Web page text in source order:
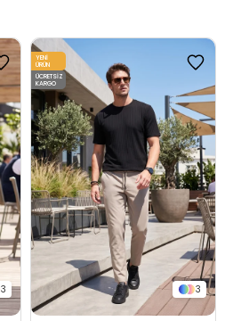
3 3
YENI
ÜRÜN
ÜCRETSIZ
KARGO